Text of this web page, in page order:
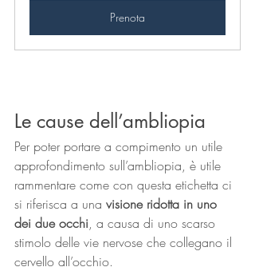
Prenota
Le cause dell’ambliopia
Per poter portare a compimento un utile
approfondimento sull’ambliopia, è utile
rammentare come con questa etichetta ci
si riferisca a una visione ridotta in uno
dei due occhi, a causa di uno scarso
stimolo delle vie nervose che collegano il
cervello all’occhio.